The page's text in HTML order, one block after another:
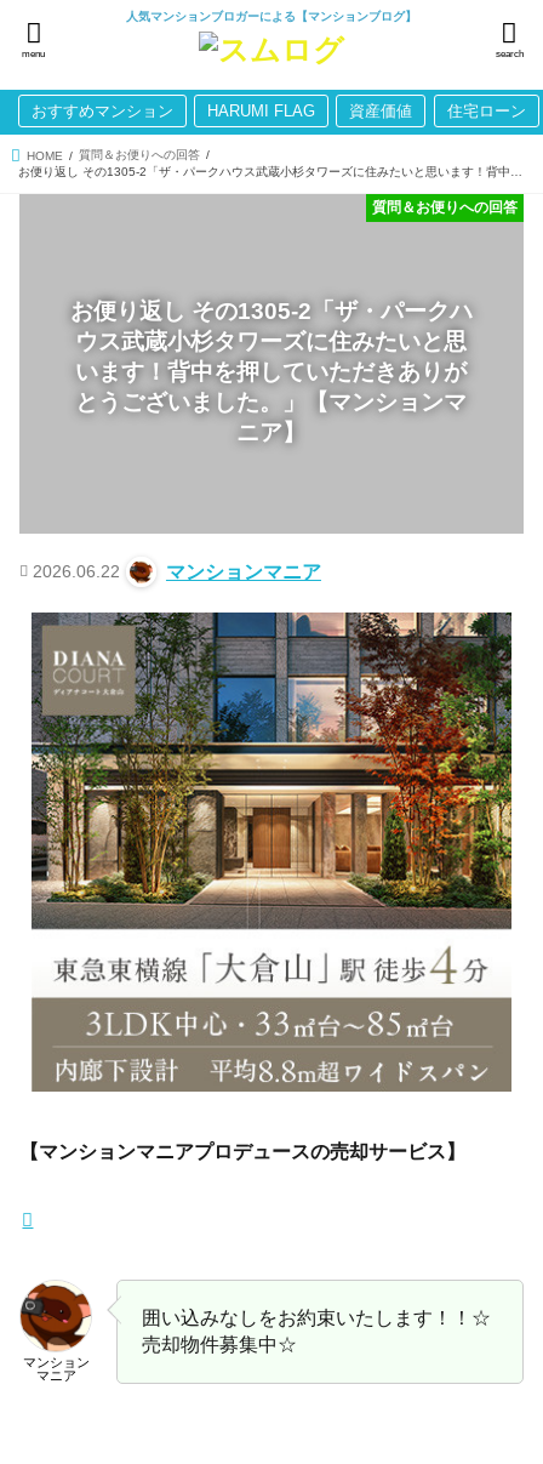
人気マンションブロガーによる【マンションブログ】
search
menu
おすすめマンション HARUMI FLAG 資産価値 住宅ローン
HOME
質問＆お便りへの回答
お便り返し その1305-2「ザ・パークハ
ウス武蔵小杉タワーズに住みたいと思
います！背中を押していただきありが
とうございました。」【マンションマ
ニア】
質問＆お便りへの回答
2026.06.22 マンションマニア
【マンションマニアプロデュースの売却サービス】
マンション
マニア
囲い込みなしをお約束いたします！！☆
売却物件募集中☆